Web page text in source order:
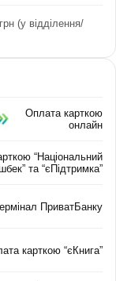
(у відділення/
Оплата карткою
онлайн
“Національний
та “єПідтримка”
ПриватБанку
карткою “єКнига”